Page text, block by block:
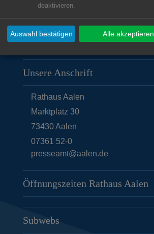
Unsere Anschrift
Rathaus Aalen
Marktplatz 30
73430Aalen
07361 52-0
presseamt@aalen.de
Öffnungszeiten Rathaus Aalen
Subwebs
deaktivieren.
Auswahl bestätigen Alle akzeptieren